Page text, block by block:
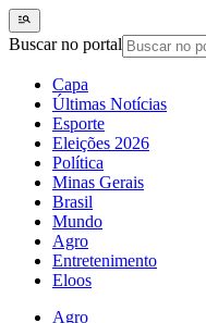
Buscar no portal
Capa
Últimas Notícias
Esporte
Eleições 2026
Política
Minas Gerais
Brasil
Mundo
Agro
Entretenimento
Eloos
Agro